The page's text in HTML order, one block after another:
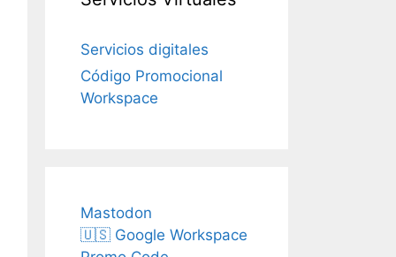
Servicios digitales
Código Promocional
Workspace
Mastodon
🇺🇸 Google Workspace